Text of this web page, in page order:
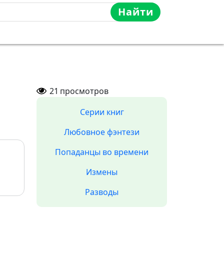
Найти
21 просмотров
Серии книг
Любовное фэнтези
Попаданцы во времени
Измены
Разводы